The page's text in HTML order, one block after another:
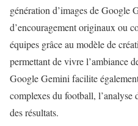
génération d’images de Google
d’encouragement originaux ou
équipes grâce au modèle de
permettant de vivre l’ambiance
Google Gemini facilite
complexes du football, l’analyse
des résultats.